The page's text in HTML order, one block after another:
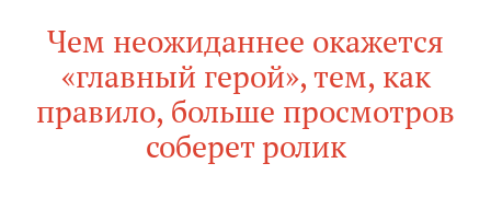
Чем неожиданнее окажется
«главный герой», тем, как
правило, больше просмотров
соберет ролик